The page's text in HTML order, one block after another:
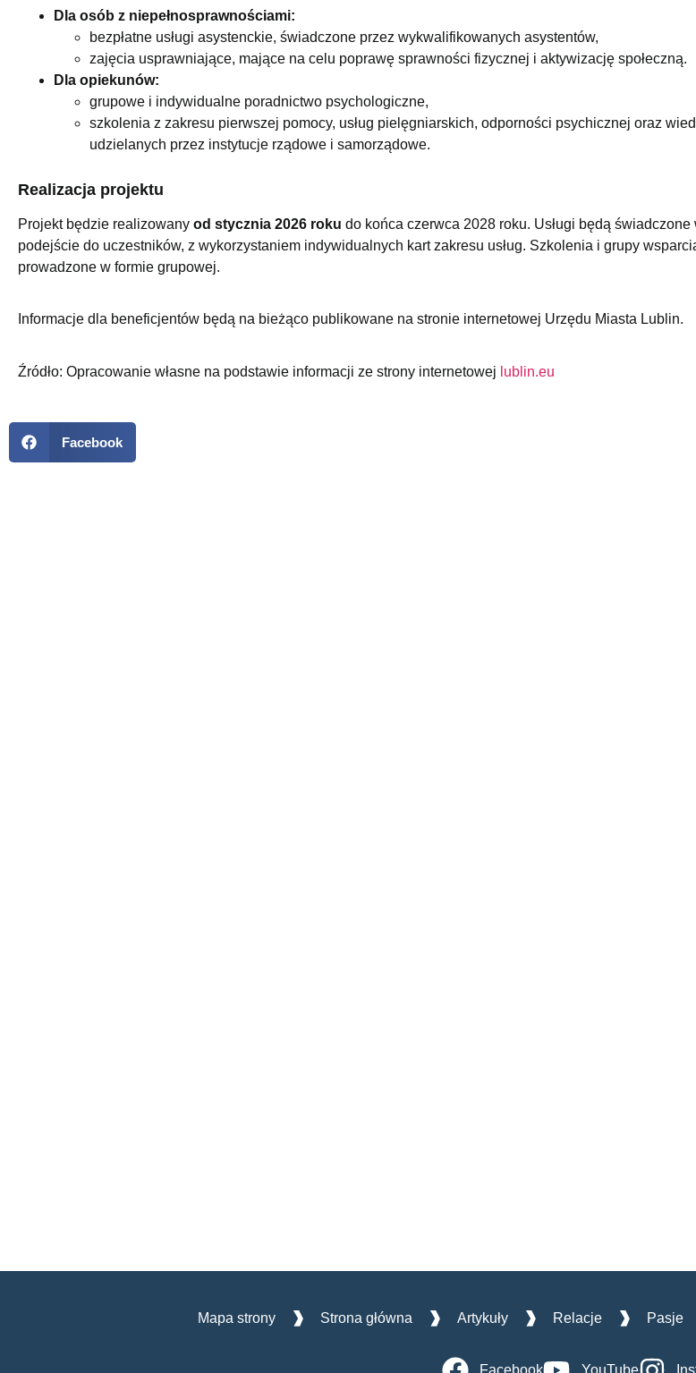
Dla osób z niepełnosprawnościami:
bezpłatne usługi asystenckie, świadczone przez wykwalifikowanych asystentów,
zajęcia usprawniające, mające na celu poprawę sprawności fizycznej i aktywizację społeczną.
Dla opiekunów:
grupowe i indywidualne poradnictwo psychologiczne,
szkolenia z zakresu pierwszej pomocy, usług pielęgniarskich, odporności psychicznej oraz
udzielanych przez instytucje rządowe i samorządowe.
Realizacja projektu
Projekt będzie realizowany od stycznia 2026 roku do końca czerwca 2028 roku. Usługi będą
podejście do uczestników, z wykorzystaniem indywidualnych kart zakresu usług. Szkolenia i grupy
prowadzone w formie grupowej.
Informacje dla beneficjentów będą na bieżąco publikowane na stronie internetowej Urzędu Miasta Lublin.
Źródło: Opracowanie własne na podstawie informacji ze strony internetowej lublin.eu
Facebook
Mapa strony Strona główna Artykuły Relacje Pasje